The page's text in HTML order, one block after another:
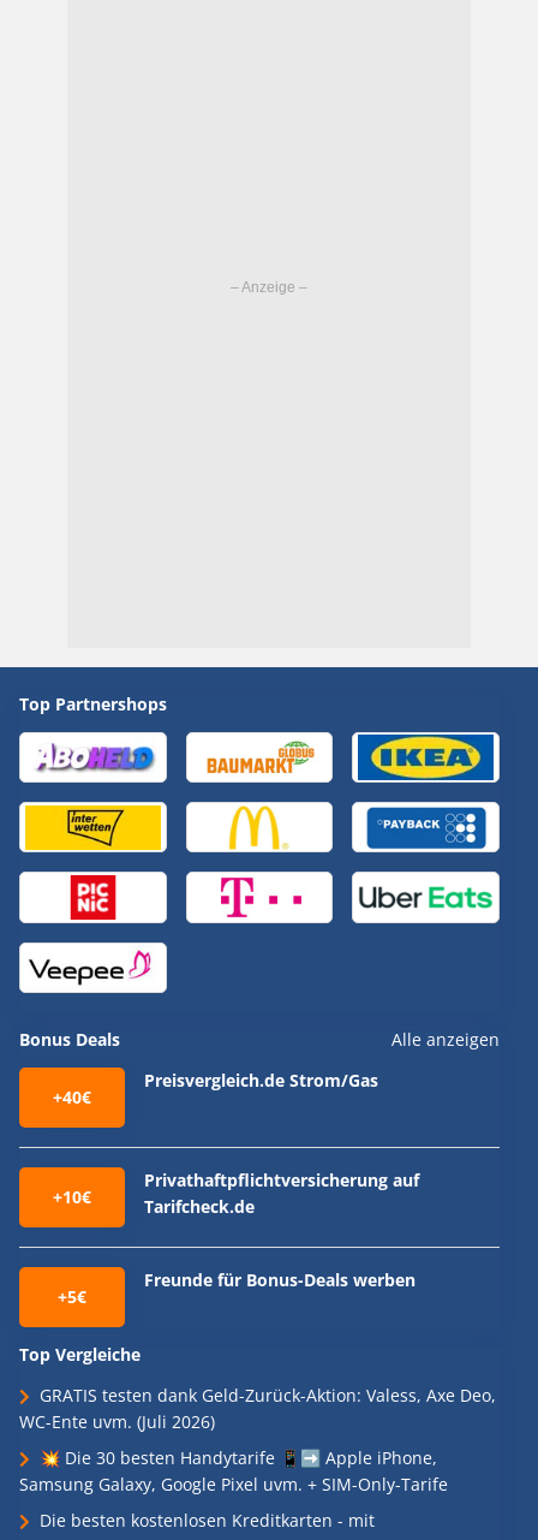
Top Partnershops
Bonus Deals Alle anzeigen
+40€
Preisvergleich.de Strom/Gas
+10€
Privathaftpflichtversicherung auf
Tarifcheck.de
+5€
Freunde für Bonus-Deals werben
Top Vergleiche
GRATIS testen dank Geld-Zurück-Aktion: Valess, Axe Deo,
WC-Ente uvm. (Juli 2026)
💥 Die 30 besten Handytarife 📱➡️ Apple iPhone,
Samsung Galaxy, Google Pixel uvm. + SIM-Only-Tarife
Die besten kostenlosen Kreditkarten - mit